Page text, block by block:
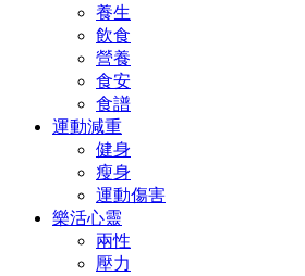
養生
飲食
營養
食安
食譜
運動減重
健身
瘦身
運動傷害
樂活心靈
兩性
壓力